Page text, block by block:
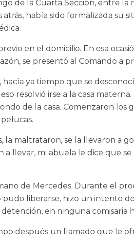
de la Cuarta Sección, entre la
atrás, había sido formalizada su
en el domicilio. En esa
se presentó al Comando a
hacía ya tiempo que se
resolvió irse a la casa
de la casa. Comenzaron
maltrataron, se la llevaron a
llevar, mi abuela le dice que
de Mercedes. Durante el
liberarse, hizo un intento
en ninguna comisaria
después un llamado que le